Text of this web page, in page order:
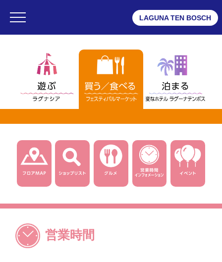
・フェスティバルマーケット
・変なホテル ラグーナテンボス
フェスティバルマーケット
・インフォメーション
・営業時間
・団体予約
LAGUNA TEN BOSCH
営業時間